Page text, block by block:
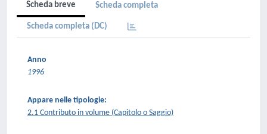
Scheda breve Scheda completa
Scheda completa (DC)
Anno
1996
Appare nelle tipologie:
2.1 Contributo in volume (Capitolo o Saggio)